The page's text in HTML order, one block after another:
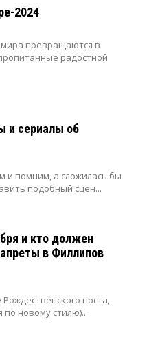
2024
мира превращаются в
радостной
и сериалы об
и помним, а сложилась бы
подобный сцен...
и кто должен
в Филлипов
поста,
новому стилю)....